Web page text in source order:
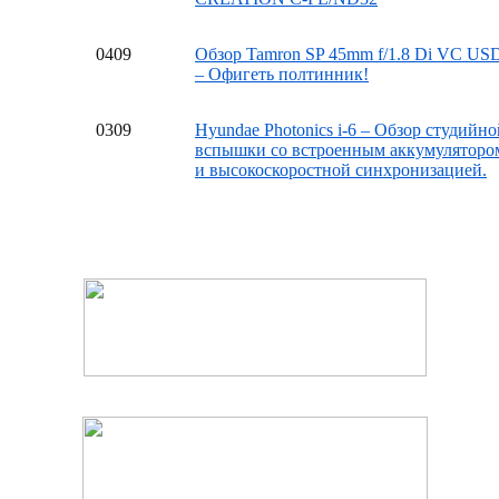
0409
Обзор Tamron SP 45mm f/1.8 Di VC
– Офигеть полтинник!
0309
Hyundae Photonics i-6 – Обзор
вспышки со встроенным
и высокоскоростной синхронизацией.